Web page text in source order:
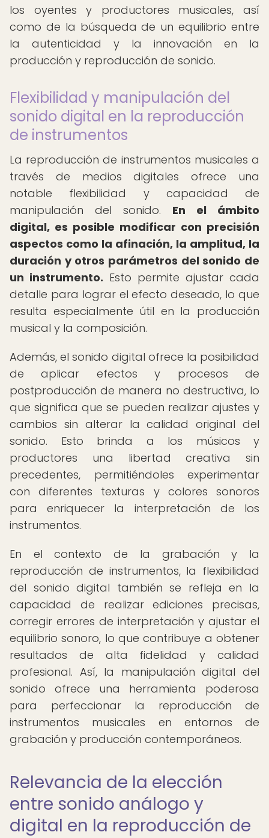
los oyentes y productores musicales, así
como de la búsqueda de un equilibrio entre
la autenticidad y la innovación en la
producción y reproducción de sonido.
Flexibilidad y manipulación del
sonido digital en la reproducción
de instrumentos
La reproducción de instrumentos musicales a
través de medios digitales ofrece una
notable flexibilidad y capacidad de
manipulación del sonido. En el ámbito
digital, es posible modificar con precisión
aspectos como la afinación, la amplitud, la
duración y otros parámetros del sonido de
un instrumento. Esto permite ajustar cada
detalle para lograr el efecto deseado, lo que
resulta especialmente útil en la producción
musical y la composición.
Además, el sonido digital ofrece la posibilidad
de aplicar efectos y procesos de
postproducción de manera no destructiva, lo
que significa que se pueden realizar ajustes y
cambios sin alterar la calidad original del
sonido. Esto brinda a los músicos y
productores una libertad creativa sin
precedentes, permitiéndoles experimentar
con diferentes texturas y colores sonoros
para enriquecer la interpretación de los
instrumentos.
En el contexto de la grabación y la
reproducción de instrumentos, la flexibilidad
del sonido digital también se refleja en la
capacidad de realizar ediciones precisas,
corregir errores de interpretación y ajustar el
equilibrio sonoro, lo que contribuye a obtener
resultados de alta fidelidad y calidad
profesional. Así, la manipulación digital del
sonido ofrece una herramienta poderosa
para perfeccionar la reproducción de
instrumentos musicales en entornos de
grabación y producción contemporáneos.
Relevancia de la elección
entre sonido análogo y
digital en la reproducción de